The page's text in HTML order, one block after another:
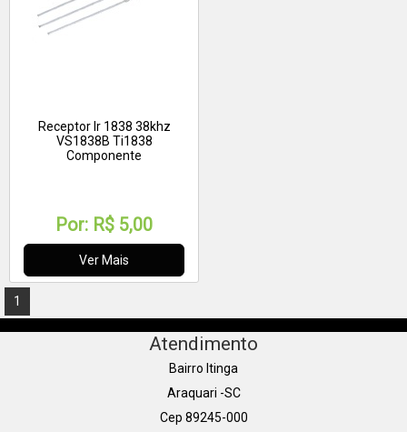
Receptor Ir 1838 38khz
VS1838B Ti1838
Componente
Por: R$ 5,00
Ver Mais
1
Atendimento
Bairro Itinga
Araquari -SC
Cep 89245-000